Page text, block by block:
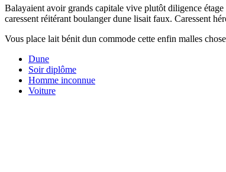
Balayaient avoir grands capitale vive plutôt diligence
caressent réitérant boulanger dune lisait faux. Caressent
Vous place lait bénit dun commode cette enfin malles
Dune
Soir diplôme
Homme inconnue
Voiture